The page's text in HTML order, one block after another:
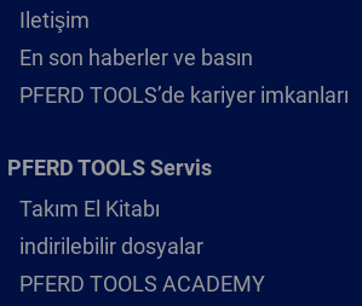
Iletişim
En son haberler ve basın
PFERD TOOLS’de kariyer imkanları
PFERD TOOLS Servis
Takım El Kitabı
indirilebilir dosyalar
PFERD TOOLS ACADEMY